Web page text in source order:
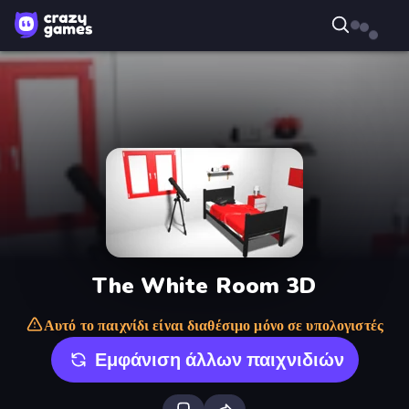
The White Room 3D
Αυτό το παιχνίδι είναι διαθέσιμο μόνο σε υπολογιστές
Εμφάνιση άλλων παιχνιδιών